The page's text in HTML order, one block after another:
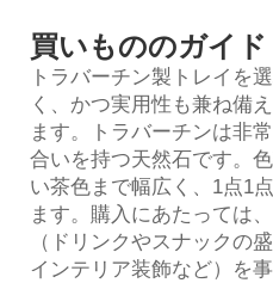
買いもののガイド
トラバーチン製トレイを
く、かつ実用性も兼ね備
ます。トラバーチンは非
合いを持つ天然石です。
い茶色まで幅広く、1点1
ます。購入にあたっては
（ドリンクやスナックの
インテリア装飾など）を